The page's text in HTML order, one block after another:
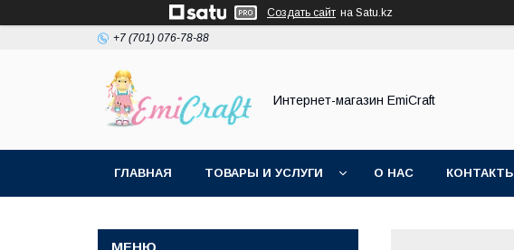
Создать сайт на Satu.kz
+7 (701) 076-78-88
Интернет-магазин EmiCraft
ГЛАВНАЯ ТОВАРЫ И УСЛУГИ О НАС